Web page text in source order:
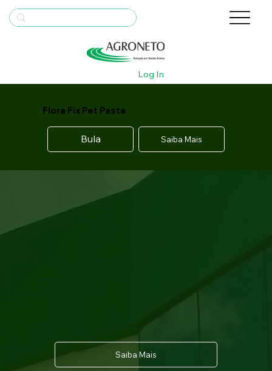
Log In
Flora Fix Pet Pasta
Bula Saiba Mais
Saiba Mais